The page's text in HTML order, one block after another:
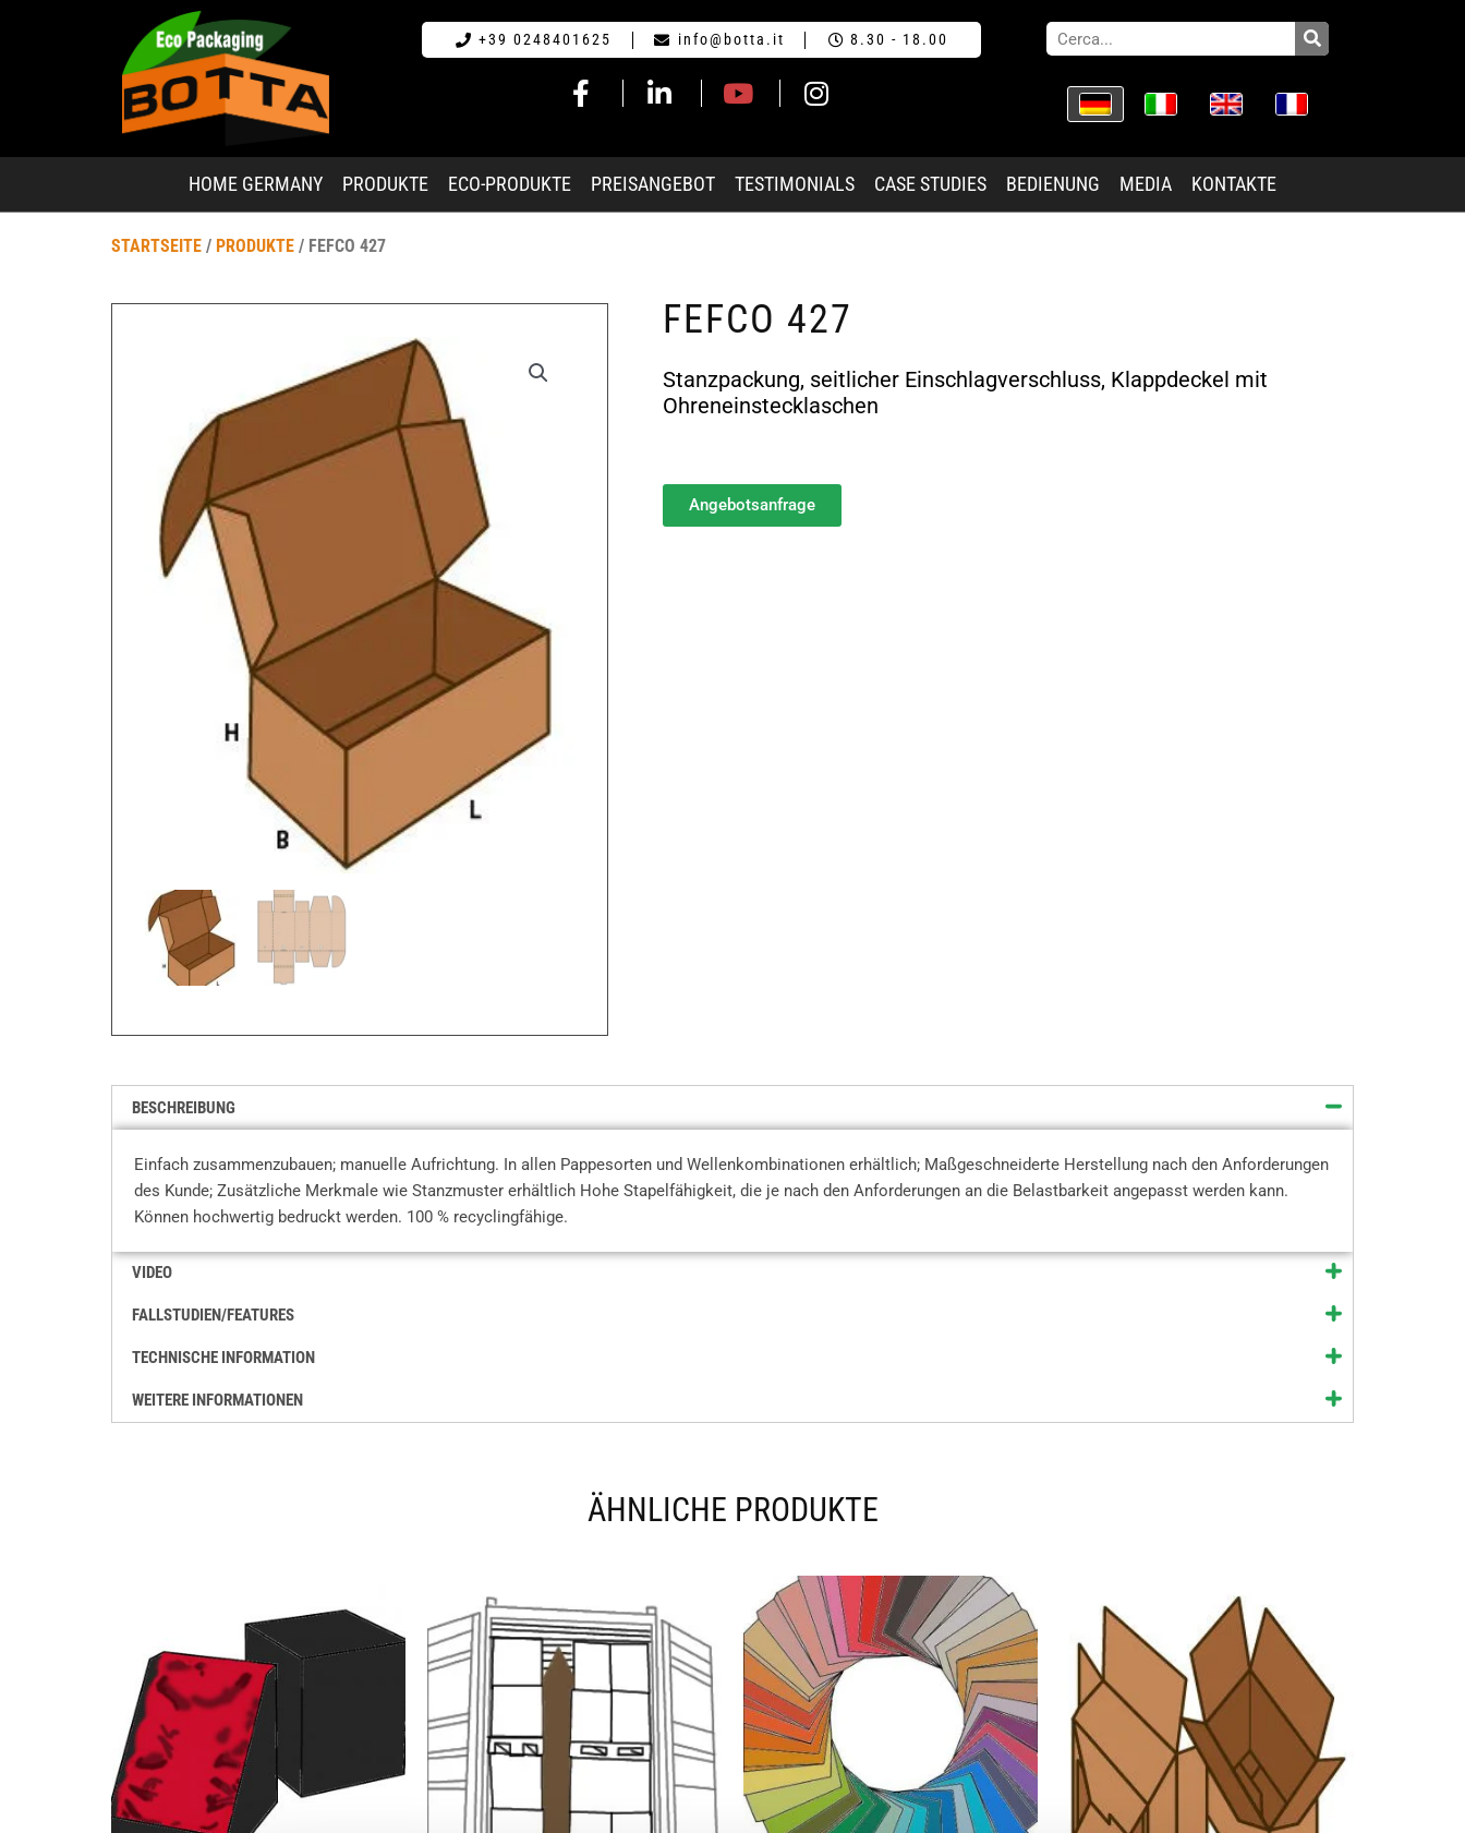
+39 0248401625 info@botta.it 8.30 - 18.00
HOME GERMANY PRODUKTE ECO-PRODUKTE PREISANGEBOT TESTIMONIALS CASE STUDIES BEDIENUNG MEDIA KONTAKTE
STARTSEITE / PRODUKTE / FEFCO 427
FEFCO 427
Stanzpackung, seitlicher Einschlagverschluss, Klappdeckel mit
Ohreneinstecklaschen
Angebotsanfrage
BESCHREIBUNG
Einfach zusammenzubauen; manuelle Aufrichtung. In allen Pappesorten und Wellenkombinationen erhältlich; Maßgeschneiderte Herstellung nach den Anforderungen
des Kunde; Zusätzliche Merkmale wie Stanzmuster erhältlich Hohe Stapelfähigkeit, die je nach den Anforderungen an die Belastbarkeit angepasst werden kann.
Können hochwertig bedruckt werden. 100 % recyclingfähige.
VIDEO
FALLSTUDIEN/FEATURES
TECHNISCHE INFORMATION
WEITERE INFORMATIONEN
ÄHNLICHE PRODUKTE